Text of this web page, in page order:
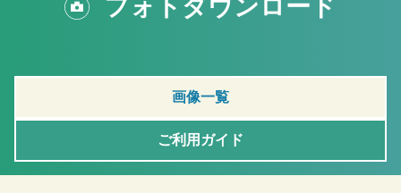
フォトダウンロード
画像一覧
ご利用ガイド